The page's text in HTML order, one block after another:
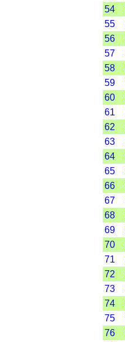
54
55
56
57
58
59
60
61
62
63
64
65
66
67
68
69
70
71
72
73
74
75
76